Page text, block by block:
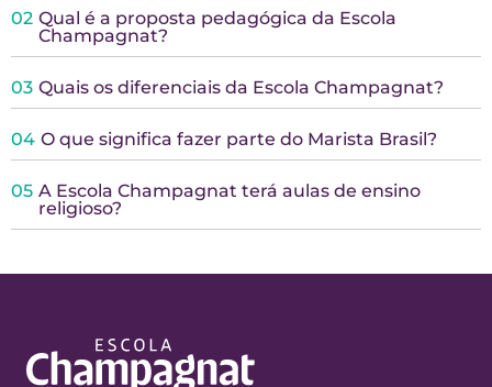
02 Qual é a proposta pedagógica da Escola
Champagnat?
03 Quais os diferenciais da Escola Champagnat?
04 O que significa fazer parte do Marista Brasil?
05 A Escola Champagnat terá aulas de ensino
religioso?